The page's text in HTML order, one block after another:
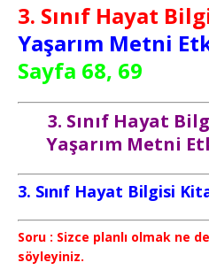
3. Sınıf Hayat
Yaşarım Metni
Sayfa 68, 69
3. Sınıf Hayat
Yaşarım Metni
3. Sınıf Hayat Bilgisi
Soru : Sizce planlı olmak ne
söyleyiniz.